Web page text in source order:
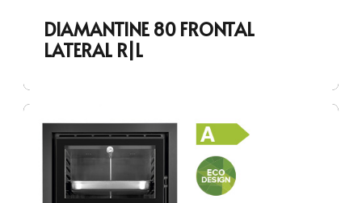
DIAMANTINE 80 FRONTAL
LATERAL R|L